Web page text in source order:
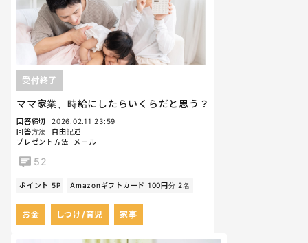
ママ家業、時給にしたらいくらだと思う？
受付終了
回答締切
2026.02.11 23:59
回答方法
自由記述
プレゼント方法
メール
52
ポイント 5P Amazonギフトカード 100円分 2名
お金 しつけ/育児 家事